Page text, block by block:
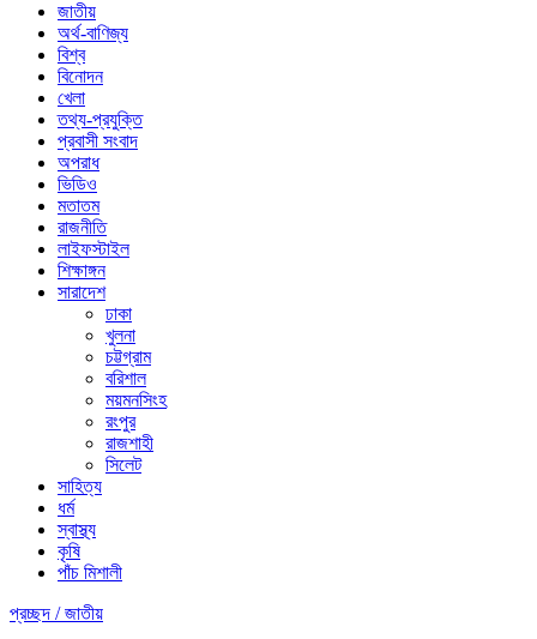
জাতীয়
অর্থ-বাণিজ্য
বিশ্ব
বিনোদন
খেলা
তথ্য-প্রযুক্তি
প্রবাসী সংবাদ
অপরাধ
ভিডিও
মতাতম
রাজনীতি
লাইফস্টাইল
শিক্ষাঙ্গন
সারাদেশ
ঢাকা
খুলনা
চট্টগ্রাম
বরিশাল
ময়মনসিংহ
রংপুর
রাজশাহী
সিলেট
সাহিত্য
ধর্ম
স্বাস্থ্য
কৃষি
পাঁচ মিশালী
প্রচ্ছদ /জাতীয়